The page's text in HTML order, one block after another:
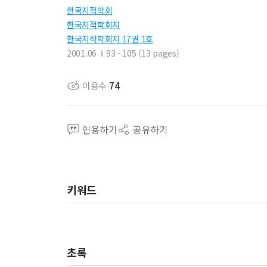
한국지적학회
한국지적학회지
한국지적학회지 17권 1호
2001.06
93 - 105 (13 pages)
이용수 74
인용하기 공유하기
키워드
초록